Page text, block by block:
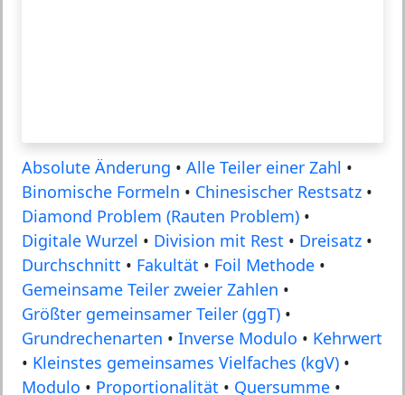
Absolute Änderung • Alle Teiler einer Zahl •
Binomische Formeln • Chinesischer Restsatz •
Diamond Problem (Rauten Problem) •
Digitale Wurzel • Division mit Rest • Dreisatz •
Durchschnitt • Fakultät • Foil Methode •
Gemeinsame Teiler zweier Zahlen •
Größter gemeinsamer Teiler (ggT) •
Grundrechenarten • Inverse Modulo • Kehrwert
• Kleinstes gemeinsames Vielfaches (kgV) •
Modulo • Proportionalität • Quersumme •